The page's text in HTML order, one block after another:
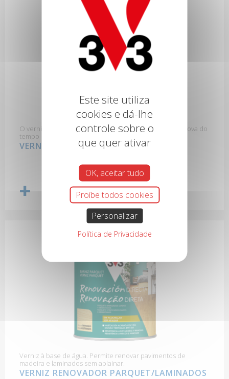
O verniz de muito alta resistência para um parquet à prova do
tempo
VERNIZ PARQUET ULTRA RESISTENTE
Verniz à base de água. Permite renovar pavimentos de
madeira e laminados sem aplainar.
VERNIZ RENOVADOR PARQUET/LAMINADOS
Este site utiliza
cookies e dá-lhe
controle sobre o
que quer ativar
OK, aceitar tudo
Proíbe todos cookies
Personalizar
Política de Privacidade